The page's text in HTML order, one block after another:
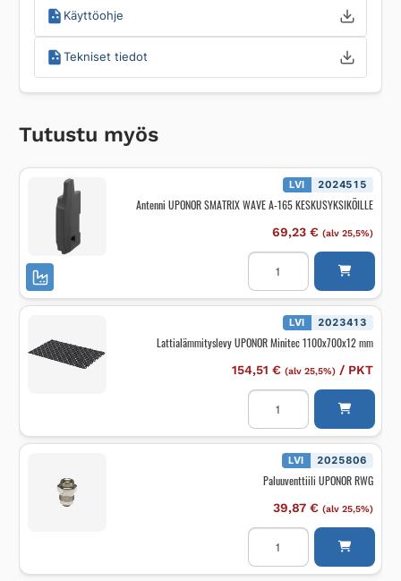
Käyttöohje
Tekniset tiedot
Tutustu myös
LVI 2024515
Antenni UPONOR SMATRIX WAVE A-165 KESKUSYKSIKÖILLE
69,23 € (alv 25,5%)
Antenni
UPONOR
WAVE
A-
KESKUSYKSIKÖILLE
määrä
LVI 2023413
Lattialämmityslevy UPONOR Minitec 1100x700x12 mm
154,51 € (alv 25,5%)/ PKT
Lattialämmityslevy
UPONOR
1100x700x12
mm
määrä LVI 2025806
Paluuventtiili UPONOR RWG
39,87 € (alv 25,5%)
Paluuventtiili
UPONOR
määrä